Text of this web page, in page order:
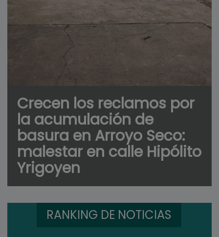
Crecen los reclamos por
la acumulación de
basura en Arroyo Seco:
malestar en calle Hipólito
Yrigoyen
RANKING DE NOTICIAS